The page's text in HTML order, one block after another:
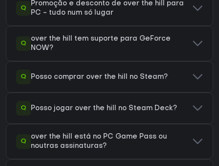
Q
Promoção e desconto de over the hill para
PC - tudo num só lugar
Q
over the hill tem suporte para GeForce
NOW?
Q Posso comprar over the hill no Steam?
Q Posso jogar over the hill no Steam Deck?
Q
over the hill está no PC Game Pass ou
noutras assinaturas?